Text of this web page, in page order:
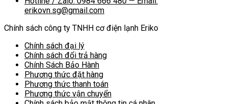
erikovn.sg@gmail.com
Chính sách công ty TNHH cơ điện lạnh Eriko
Chính sách đại lý
Chính sách đổi trả hàng
Chính Sách Bảo Hành
Phương thức đặt hàng
Phương thức thanh toán
Phương thức vận chuyển